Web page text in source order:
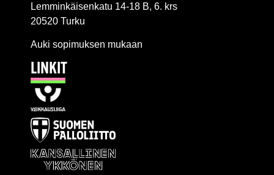
Lemminkäisenkatu 14-18 B, 6. krs
20520 Turku
Auki sopimuksen mukaan
LINKIT